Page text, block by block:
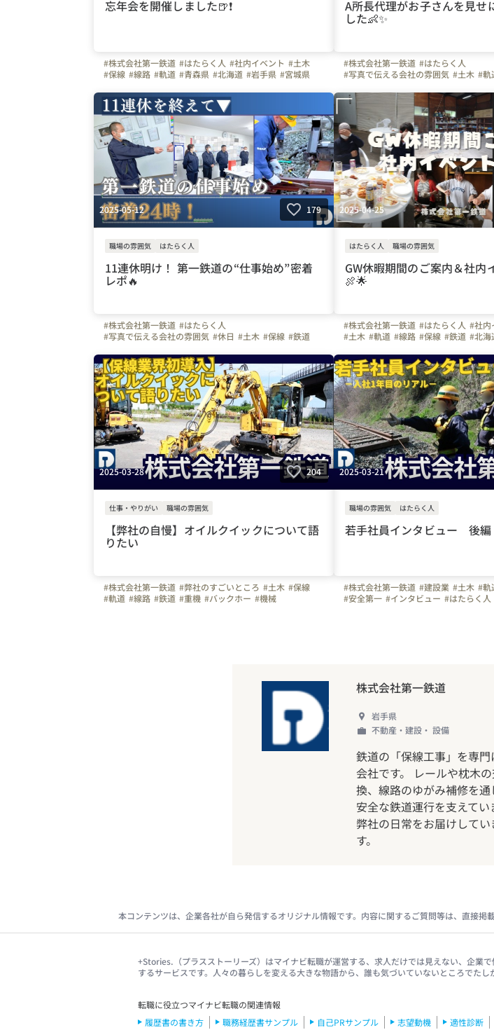
忘年会を開催しました🍺❗
#株式会社第一鉄道 #はたらく人 #社内イベント #土木
#保線 #線路 #軌道 #青森県 #北海道 #岩手県 #宮城県
A所長代理がお子さんを見せ
した👶✨
#株式会社第一鉄道 #はたらく人
#写真で伝える会社の雰囲気 #土木 #軌
#福島県 #山形県 #福岡県 #鹿児島県 #
#宮崎県 #佐賀県 #長崎県 #上司や先輩
2025-05-12 179
職場の雰囲気 はたらく人
11連休明け！ 第一鉄道の“仕事始め”密着
レポ🔥
#株式会社第一鉄道 #はたらく人
#写真で伝える会社の雰囲気 #休日 #土木 #保線 #鉄道
#山形県 #福島県 #福岡県 #熊本県 #大分県 #鹿児島県
#宮崎県 #長崎県 #佐賀県 #社員寮
2025-04-25
はたらく人 職場の雰囲気
GW休暇期間のご案内＆社内
🍖🌟
#株式会社第一鉄道 #はたらく人 #社内
#土木 #軌道 #線路 #保線 #鉄道 #北海
#大分県 #宮崎県 #鹿児島県 #佐賀県 #
#バーベキュー
2025-03-28 204
仕事・やりがい 職場の雰囲気
【弊社の自慢】オイルクイックについて語
りたい
#株式会社第一鉄道 #弊社のすごいところ #土木 #保線
#軌道 #線路 #鉄道 #重機 #バックホー #機械
2025-03-21
職場の雰囲気 はたらく人
若手社員インタビュー 後編
#株式会社第一鉄道 #建設業 #土木 #軌
#安全第一 #インタビュー #はたらく人
株式会社第一鉄道
岩手県
不動産・建設・ 設備
鉄道の「保線工事」を専門
会社です。 レールや枕木
換、線路のゆがみ補修を通
安全な鉄道運行を支えてい
弊社の日常をお届けしてい
す。
本コンテンツは、企業各社が自ら発信するオリジナル情報です。内容に関するご質問等は、直接
+Stories.（プラスストーリーズ）はマイナビ転職が運営する、求人だけでは見えない、企業
するサービスです。人々の暮らしを変える大きな物語から、誰も気づいていないところでた
転職に役立つマイナビ転職の関連情報
履歴書の書き方
職務経歴書サンプル 自己PRサンプル 志望動機 適性診断